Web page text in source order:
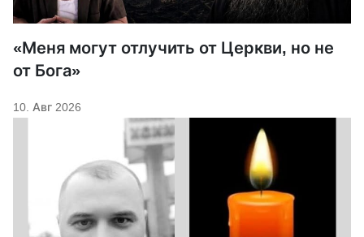
«Меня могут отлучить от Церкви, но не
от Бога»
10. Авг 2026